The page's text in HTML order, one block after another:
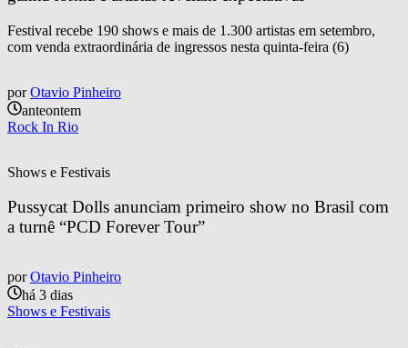
Festival recebe 190 shows e mais de 1.300 artistas em setembro,
com venda extraordinária de ingressos nesta quinta-feira (6)
por Otavio Pinheiro
anteontem
Rock In Rio
Shows e Festivais
Pussycat Dolls anunciam primeiro show no Brasil com
a turnê “PCD Forever Tour”
por Otavio Pinheiro
há 3 dias
Shows e Festivais